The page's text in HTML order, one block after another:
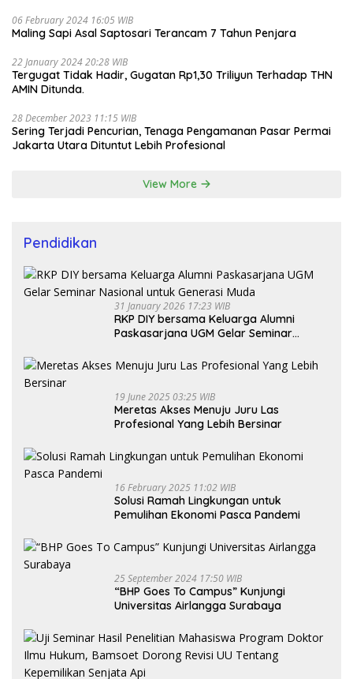
06 February 2024 16:05 WIB
Maling Sapi Asal Saptosari Terancam 7 Tahun Penjara
22 January 2024 20:28 WIB
Tergugat Tidak Hadir, Gugatan Rp1,30 Triliyun Terhadap THN
AMIN Ditunda.
28 December 2023 11:15 WIB
Sering Terjadi Pencurian, Tenaga Pengamanan Pasar Permai
Jakarta Utara Dituntut Lebih Profesional
View More
Pendidikan
31 January 2026 17:23 WIB
RKP DIY bersama Keluarga Alumni
Paskasarjana UGM Gelar Seminar
19 June 2025 03:25 WIB
Meretas Akses Menuju Juru Las
Profesional Yang Lebih Bersinar
16 February 2025 11:02 WIB
Solusi Ramah Lingkungan untuk
Pemulihan Ekonomi Pasca Pandemi
25 September 2024 17:50 WIB
“BHP Goes To Campus” Kunjungi
Universitas Airlangga Surabaya